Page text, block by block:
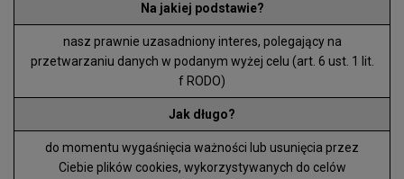
Na jakiej podstawie?
nasz prawnie uzasadniony interes, polegający na
przetwarzaniu danych w podanym wyżej celu (art. 6 ust. 1 lit.
f RODO)
Jak długo?
do momentu wygaśnięcia ważności lub usunięcia przez
Ciebie plików cookies, wykorzystywanych do celów